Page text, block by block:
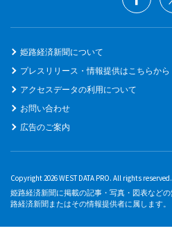
姫路経済新聞について
プレスリリース・情報提供はこちらから
アクセスデータの利用について
お問い合わせ
広告のご案内
Copyright 2026 WEST DATA PRO. All rights reserved.
姫路経済新聞に掲載の記事・写真・図表など
路経済新聞またはその情報提供者に属します。